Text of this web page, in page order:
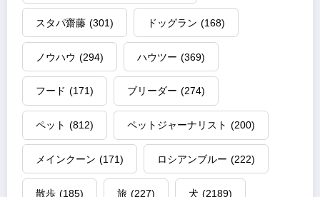
スタパ齋藤 (301) ドッグラン (168)
ノウハウ (294) ハウツー (369)
フード (171) ブリーダー (274)
ペット (812) ペットジャーナリスト (200)
メインクーン (171) ロシアンブルー (222)
散歩 (185) 旅 (227) 犬 (2189)